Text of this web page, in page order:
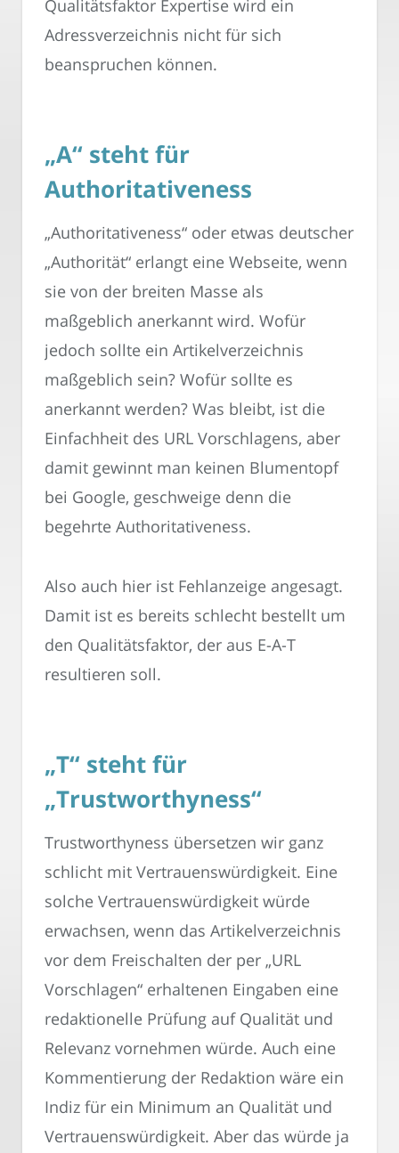
Qualitätsfaktor Expertise wird ein
Adressverzeichnis nicht für sich
beanspruchen können.
„A“ steht für
Authoritativeness
„Authoritativeness“ oder etwas deutscher
„Authorität“ erlangt eine Webseite, wenn
sie von der breiten Masse als
maßgeblich anerkannt wird. Wofür
jedoch sollte ein Artikelverzeichnis
maßgeblich sein? Wofür sollte es
anerkannt werden? Was bleibt, ist die
Einfachheit des URL Vorschlagens, aber
damit gewinnt man keinen Blumentopf
bei Google, geschweige denn die
begehrte Authoritativeness.
Also auch hier ist Fehlanzeige angesagt.
Damit ist es bereits schlecht bestellt um
den Qualitätsfaktor, der aus E-A-T
resultieren soll.
„T“ steht für
„Trustworthyness“
Trustworthyness übersetzen wir ganz
schlicht mit Vertrauenswürdigkeit. Eine
solche Vertrauenswürdigkeit würde
erwachsen, wenn das Artikelverzeichnis
vor dem Freischalten der per „URL
Vorschlagen“ erhaltenen Eingaben eine
redaktionelle Prüfung auf Qualität und
Relevanz vornehmen würde. Auch eine
Kommentierung der Redaktion wäre ein
Indiz für ein Minimum an Qualität und
Vertrauenswürdigkeit. Aber das würde ja